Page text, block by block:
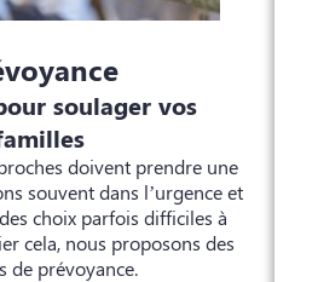
soulager vos
doivent prendre une
souvent dans l’urgence et
choix parfois difficiles à
cela, nous proposons des
de prévoyance.